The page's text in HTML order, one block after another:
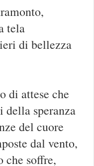
tela
di bellezza
di attese che
della speranza
del cuore
dal vento,
che soffre,